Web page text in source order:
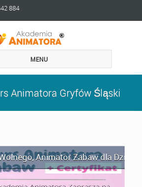
884
MENU
Animatora Gryfów Śląski
,Animator Zabaw dla Dzieci